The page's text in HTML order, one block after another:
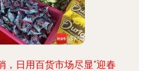
，日用百货市场尽显“迎春